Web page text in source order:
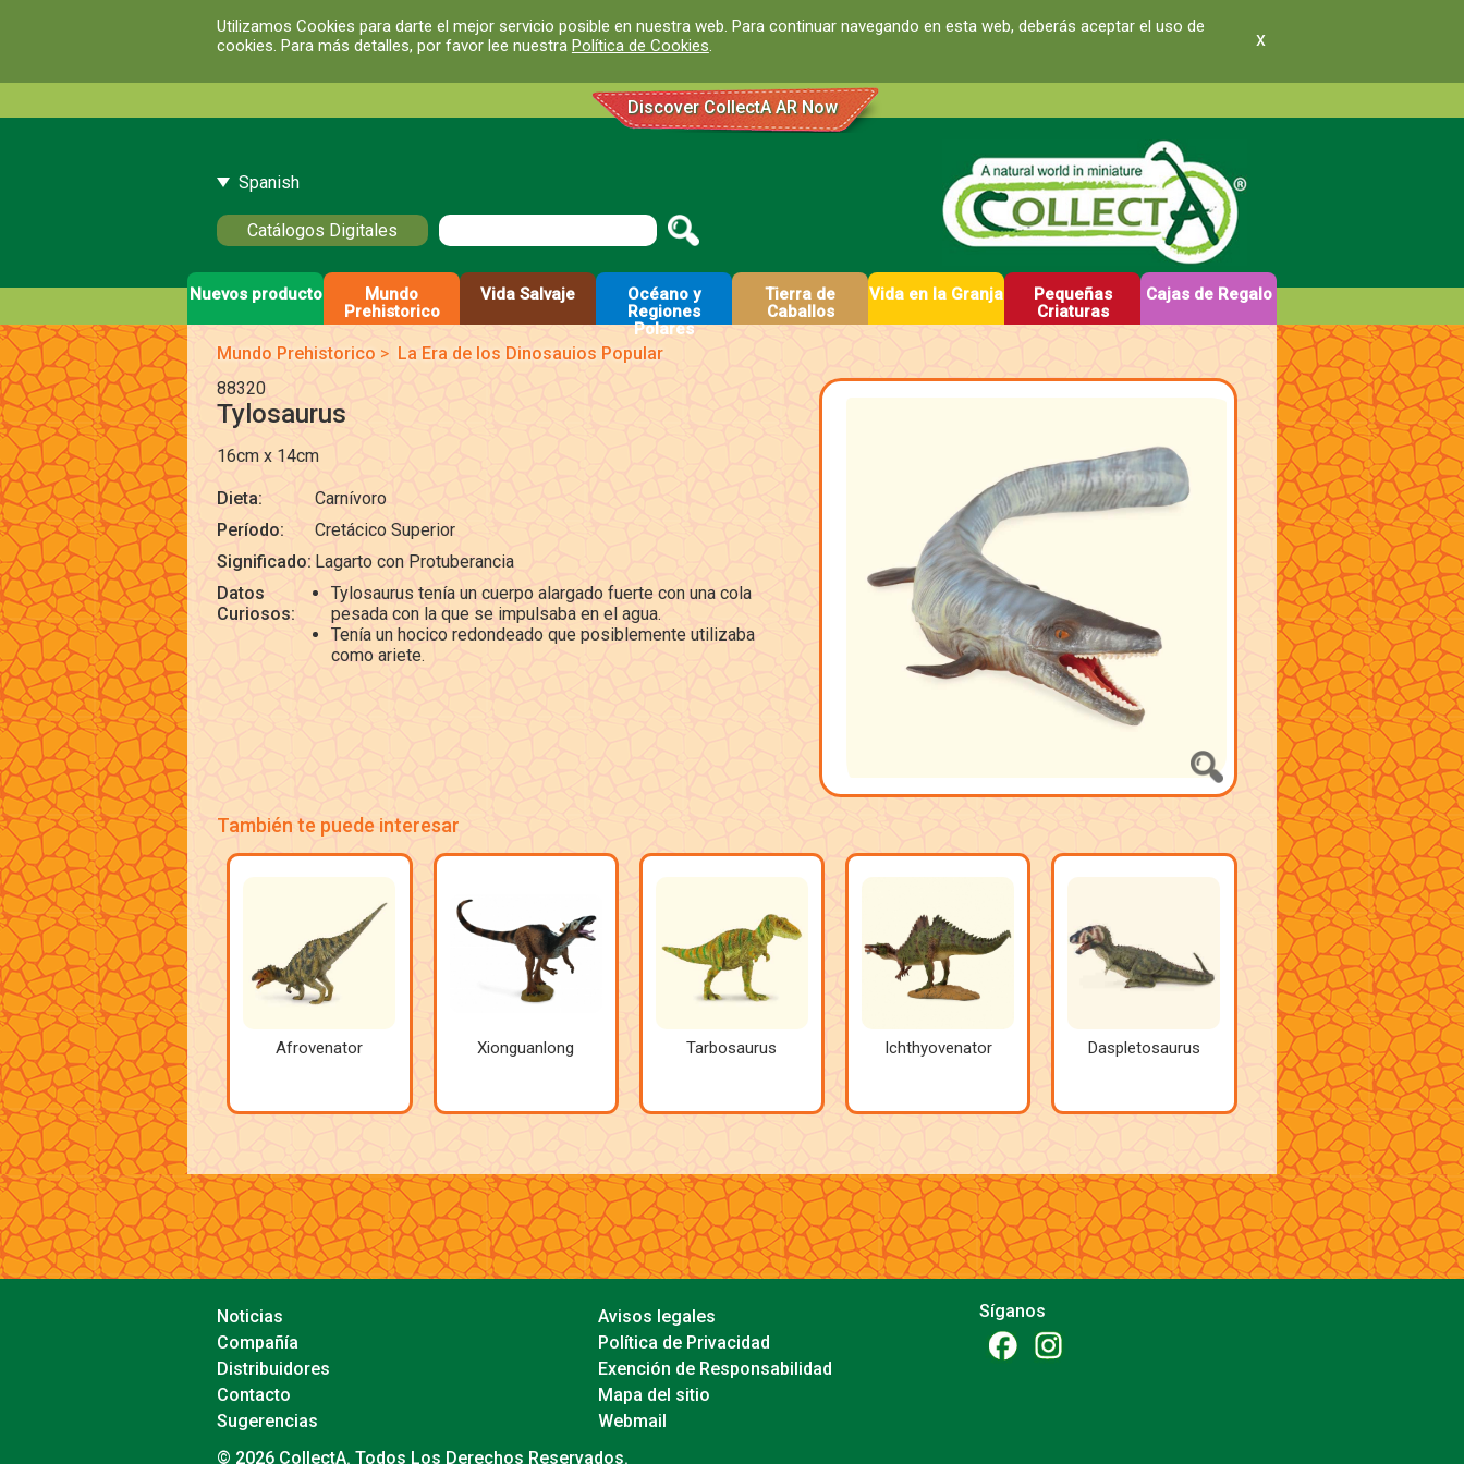
Utilizamos Cookies para darte el mejor servicio posible en nuestra web. Para continuar navegando en esta web, deberás aceptar el uso de
cookies. Para más detalles, por favor lee nuestra Política de Cookies. x
Discover CollectA AR Now
Spanish
Catálogos Digitales
Nuevos producto
Mundo
Prehistorico
Vida Salvaje
Océano y
Regiones
Polares
Tierra de
Caballos
Vida en la Granja
Pequeñas
Criaturas
Cajas de Regalo
Mundo Prehistorico > La Era de los Dinosauios Popular
88320
Tylosaurus
16cm x 14cm
Dieta:
Carnívoro
Período:
Cretácico Superior
Significado: Lagarto con Protuberancia
Datos
Curiosos:
Tylosaurus tenía un cuerpo alargado fuerte con una cola
pesada con la que se impulsaba en el agua.
Tenía un hocico redondeado que posiblemente utilizaba
como ariete.
También te puede interesar
Afrovenator Xionguanlong Tarbosaurus Ichthyovenator Daspletosaurus
Noticias
Compañía
Distribuidores
Contacto
Sugerencias
Avisos legales
Política de Privacidad
Exención de Responsabilidad
Mapa del sitio
Webmail
Síganos
© 2026 CollectA. Todos Los Derechos Reservados.